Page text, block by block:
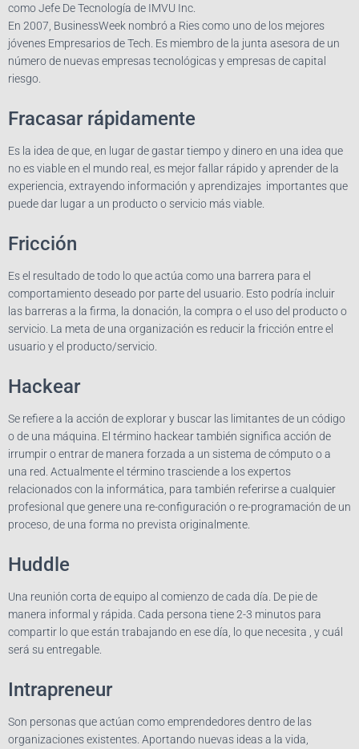
como Jefe De Tecnología de IMVU Inc.
En 2007, BusinessWeek nombró a Ries como uno de los mejores
jóvenes Empresarios de Tech. Es miembro de la junta asesora de un
número de nuevas empresas tecnológicas y empresas de capital
riesgo.
Fracasar rápidamente
Es la idea de que, en lugar de gastar tiempo y dinero en una idea que
no es viable en el mundo real, es mejor fallar rápido y aprender de la
experiencia, extrayendo información y aprendizajes importantes que
puede dar lugar a un producto o servicio más viable.
Fricción
Es el resultado de todo lo que actúa como una barrera para el
comportamiento deseado por parte del usuario. Esto podría incluir
las barreras a la firma, la donación, la compra o el uso del producto o
servicio. La meta de una organización es reducir la fricción entre el
usuario y el producto/servicio.
Hackear
Se refiere a la acción de explorar y buscar las limitantes de un código
o de una máquina. El término hackear también significa acción de
irrumpir o entrar de manera forzada a un sistema de cómputo o a
una red. Actualmente el término trasciende a los expertos
relacionados con la informática, para también referirse a cualquier
profesional que genere una re-configuración o re-programación de un
proceso, de una forma no prevista originalmente.
Huddle
Una reunión corta de equipo al comienzo de cada día. De pie de
manera informal y rápida. Cada persona tiene 2-3 minutos para
compartir lo que están trabajando en ese día, lo que necesita , y cuál
será su entregable.
Intrapreneur
Son personas que actúan como emprendedores dentro de las
organizaciones existentes. Aportando nuevas ideas a la vida,